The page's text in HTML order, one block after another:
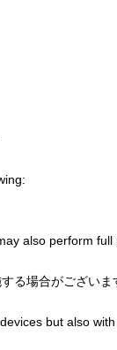
also perform
る場合がございま
but also